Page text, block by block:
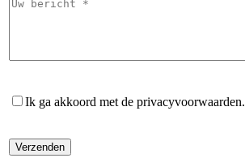
Ik ga akkoord met de privacyvoorwaarden.